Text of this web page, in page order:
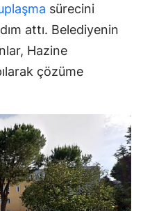
sürecini
attı. Belediyenin
Hazine
çözüme